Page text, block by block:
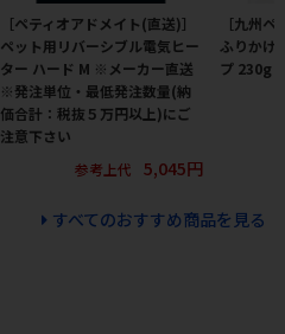
［ペティオアドメイト(直送)］
ペット用リバーシブル電気ヒー
ター ハード M ※メーカー直送
※発注単位・最低発注数量(納
価合計：税抜５万円以上)にご
注意下さい
参考上代
5,045円
［九州
ふりかけ
プ 230g
すべてのおすすめ商品を見る